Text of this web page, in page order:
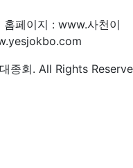
홈페이지 : www.사천이
종회. All Rights Reserve